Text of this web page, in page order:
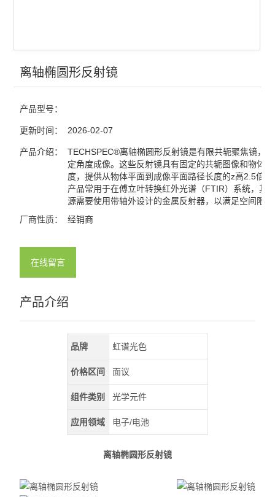
合束镜
窗口片
棱镜
反射镜
离轴椭圆形反射镜
产品型号：
更新时间： 2026-02-07
产品介绍：
TECHSPEC®离轴椭圆形反射镜是有限共轭聚焦镜，
定角度成像。这些反射镜具有固定的共轭图像和物体
度，提供从物体平面到成像平面路径长度的z高2.5倍
产品常用于在傅立叶转换红外光谱（FTIR）系统，其
源需要使用带轴外设计的金属反射器，以满足空间限
厂商性质：
经销商
在线留言
产品介绍
品牌 虹谱光色
价格区间 面议
组件类别 光学元件
应用领域 电子/电池
离轴椭圆形反射镜